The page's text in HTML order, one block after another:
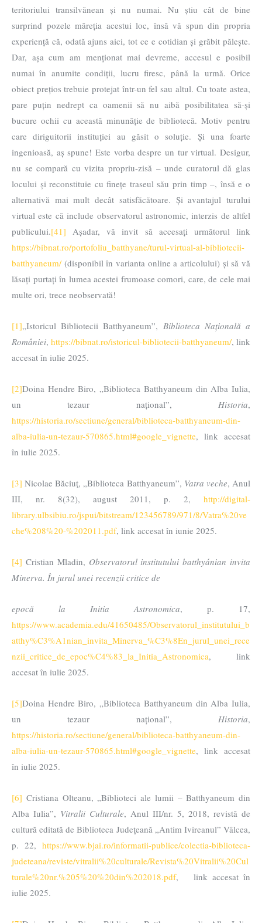
teritoriului transilvănean și nu numai. Nu știu cât de bine
surprind pozele măreția acestui loc, însă vă spun din propria
experiență că, odată ajuns aici, tot ce e cotidian și grăbit pălește.
Dar, așa cum am menționat mai devreme, accesul e posibil
numai în anumite condiții, lucru firesc, până la urmă. Orice
obiect prețios trebuie protejat într-un fel sau altul. Cu toate astea,
pare puțin nedrept ca oamenii să nu aibă posibilitatea să-și
bucure ochii cu această minunăție de bibliotecă. Motiv pentru
care diriguitorii instituției au găsit o soluție. Și una foarte
ingenioasă, aș spune! Este vorba despre un tur virtual. Desigur,
nu se compară cu vizita propriu-zisă – unde curatorul dă glas
locului și reconstituie cu finețe traseul său prin timp –, însă e o
alternativă mai mult decât satisfăcătoare. Și avantajul turului
virtual este că include observatorul astronomic, interzis de altfel
publicului.[41] Așadar, vă invit să accesați următorul link
https://bibnat.ro/portofoliu_batthyane/turul-virtual-al-bibliotecii-
batthyaneum/(disponibil în varianta online a articolului) și să vă
lăsați purtați în lumea acestei frumoase comori, care, de cele mai
multe ori, trece neobservată!
[1]„Istoricul Bibliotecii Batthyaneum”, Biblioteca Națională a
României, https://bibnat.ro/istoricul-bibliotecii-batthyaneum/, link
accesat în iulie 2025.
[2]Doina Hendre Biro, „Biblioteca Batthyaneum din Alba Iulia,
un tezaur național”, Historia,
https://historia.ro/sectiune/general/biblioteca-batthyaneum-din-
alba-iulia-un-tezaur-570865.html#google_vignette, link accesat
în iulie 2025.
[3] Nicolae Băciuţ, „Biblioteca Batthyaneum”, Vatra veche, Anul
III, nr. 8(32), august 2011, p. 2, http://digital-
library.ulbsibiu.ro/jspui/bitstream/123456789/971/8/Vatra%20ve
che%208%20-%202011.pdf, link accesat în iunie 2025.
[4] Cristian Mladin, Observatorul institutului batthyánian invita
Minerva. În jurul unei recenzii critice de
epocă la Initia Astronomica, p. 17,
https://www.academia.edu/41650485/Observatorul_institutului_b
atthy%C3%A1nian_invita_Minerva_%C3%8En_jurul_unei_rece
nzii_critice_de_epoc%C4%83_la_Initia_Astronomica, link
accesat în iulie 2025.
[5]Doina Hendre Biro, „Biblioteca Batthyaneum din Alba Iulia,
un tezaur național”, Historia,
https://historia.ro/sectiune/general/biblioteca-batthyaneum-din-
alba-iulia-un-tezaur-570865.html#google_vignette, link accesat
în iulie 2025.
[6] Cristiana Olteanu, „Biblioteci ale lumii – Batthyaneum din
Alba Iulia”, Vitralii Culturale, Anul III/nr. 5, 2018, revistă de
cultură editată de Biblioteca Judeţeană „Antim Ivireanul” Vâlcea,
p. 22, https://www.bjai.ro/informatii-publice/colectia-biblioteca-
judeteana/reviste/vitralii%20culturale/Revista%20Vitralii%20Cul
turale%20nr.%205%20%20din%202018.pdf, link accesat în
iulie 2025.